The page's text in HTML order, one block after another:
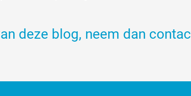
deze blog, neem dan